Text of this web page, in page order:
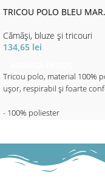
TRICOU POLO BLEU
Cămăși, bluze și tricouri
134,65 lei
Tricou polo, material 100%
ușor, respirabil și foarte
- 100% poliester